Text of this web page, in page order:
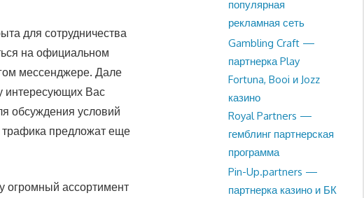
для сотрудничества
на официальном
мессенджере. Дале
интересующих Вас
обсуждения условий
предложат еще
огромный ассортимент
популярная
рекламная сеть
Gambling Craft —
партнерка Play
Fortuna, Booi и Jozz
казино
Royal Partners —
гемблинг партнерская
программа
Pin-Up.partners —
партнерка казино и БК